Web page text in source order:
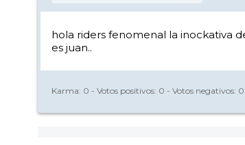
hola riders fenomenal la inockativa
es juan..
Karma: 0 - Votos positivos: 0 - Votos negativos: 0